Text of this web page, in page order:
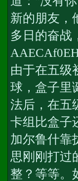
新的朋友，
多日的奋战
由于在五级
球，盒子里
法后，在五
卡组比盒子
加尔鲁什靠
思刚刚打过
整？等等。